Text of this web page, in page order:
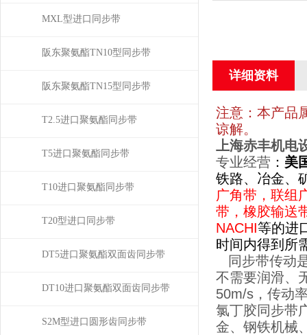
MXL型进口同步带
阪东聚氨酯TN10型同步带
阪东聚氨酯TN15型同步带
T2.5进口聚氨酯同步带
T5进口聚氨酯同步带
T10进口聚氨酯同步带
T20型进口同步带
DT5进口聚氨酯双面齿同步带
DT10进口聚氨酯双面齿同步带
S2M型进口圆形齿同步带
详细资料
注意：本产品
谅解。
上海赤丰机电
专业经营 ： 美
铁路、冶金、
广角带，联组
带，橡胶输送
NACHI等的进
时间内得到所
同步带传动
不需要润滑、
50m/s，传动
氯丁胶同步带
金、钢铁机械